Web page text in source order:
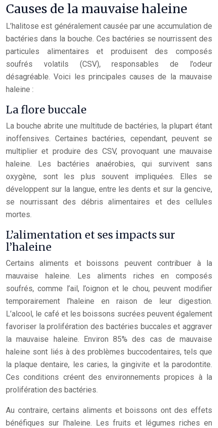
Causes de la mauvaise haleine
L’halitose est généralement causée par une accumulation de
bactéries dans la bouche. Ces bactéries se nourrissent des
particules alimentaires et produisent des composés
soufrés volatils (CSV), responsables de l’odeur
désagréable. Voici les principales causes de la mauvaise
haleine :
La flore buccale
La bouche abrite une multitude de bactéries, la plupart étant
inoffensives. Certaines bactéries, cependant, peuvent se
multiplier et produire des CSV, provoquant une mauvaise
haleine. Les bactéries anaérobies, qui survivent sans
oxygène, sont les plus souvent impliquées. Elles se
développent sur la langue, entre les dents et sur la gencive,
se nourrissant des débris alimentaires et des cellules
mortes.
L’alimentation et ses impacts sur
l’haleine
Certains aliments et boissons peuvent contribuer à la
mauvaise haleine. Les aliments riches en composés
soufrés, comme l’ail, l’oignon et le chou, peuvent modifier
temporairement l’haleine en raison de leur digestion.
L’alcool, le café et les boissons sucrées peuvent également
favoriser la prolifération des bactéries buccales et aggraver
la mauvaise haleine. Environ 85% des cas de mauvaise
haleine sont liés à des problèmes buccodentaires, tels que
la plaque dentaire, les caries, la gingivite et la parodontite.
Ces conditions créent des environnements propices à la
prolifération des bactéries.
Au contraire, certains aliments et boissons ont des effets
bénéfiques sur l’haleine. Les fruits et légumes riches en